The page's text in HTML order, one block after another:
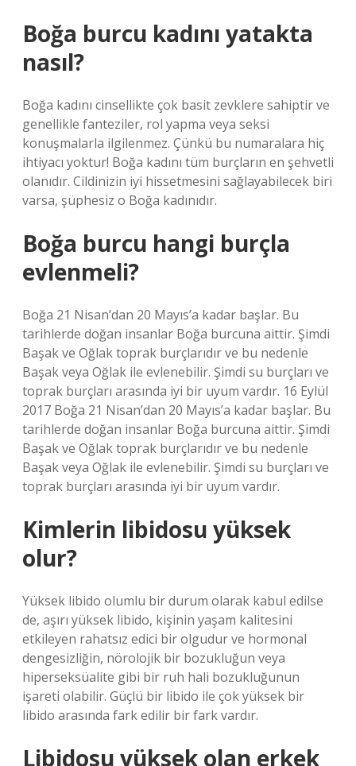
Boğa burcu kadını yatakta
nasıl?
Boğa kadını cinsellikte çok basit zevklere sahiptir ve
genellikle fanteziler, rol yapma veya seksi
konuşmalarla ilgilenmez. Çünkü bu numaralara hiç
ihtiyacı yoktur! Boğa kadını tüm burçların en şehvetli
olanıdır. Cildinizin iyi hissetmesini sağlayabilecek biri
varsa, şüphesiz o Boğa kadınıdır.
Boğa burcu hangi burçla
evlenmeli?
Boğa 21 Nisan’dan 20 Mayıs’a kadar başlar. Bu
tarihlerde doğan insanlar Boğa burcuna aittir. Şimdi
Başak ve Oğlak toprak burçlarıdır ve bu nedenle
Başak veya Oğlak ile evlenebilir. Şimdi su burçları ve
toprak burçları arasında iyi bir uyum vardır. 16 Eylül
2017 Boğa 21 Nisan’dan 20 Mayıs’a kadar başlar. Bu
tarihlerde doğan insanlar Boğa burcuna aittir. Şimdi
Başak ve Oğlak toprak burçlarıdır ve bu nedenle
Başak veya Oğlak ile evlenebilir. Şimdi su burçları ve
toprak burçları arasında iyi bir uyum vardır.
Kimlerin libidosu yüksek
olur?
Yüksek libido olumlu bir durum olarak kabul edilse
de, aşırı yüksek libido, kişinin yaşam kalitesini
etkileyen rahatsız edici bir olgudur ve hormonal
dengesizliğin, nörolojik bir bozukluğun veya
hiperseksüalite gibi bir ruh hali bozukluğunun
işareti olabilir. Güçlü bir libido ile çok yüksek bir
libido arasında fark edilir bir fark vardır.
Libidosu yüksek olan erkek